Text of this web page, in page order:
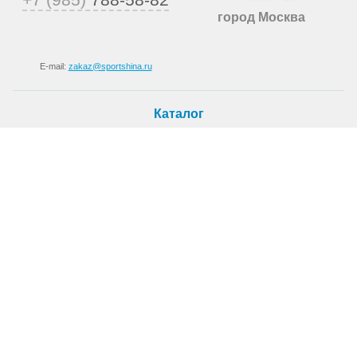
E-mail: zakaz@sportshina.ru
город Москва
Каталог